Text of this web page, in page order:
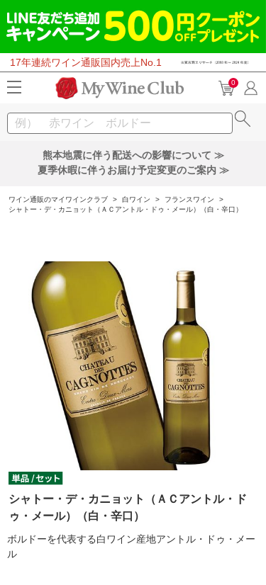
17年連続ワイン通販国内売上No.1
0
熊本地震に伴う配送への影響について ≫
夏季休暇に伴うお届け予定変更のご案内 ≫
ワイン通販のマイワインクラブ > 白ワイン > フランスワイン
>
シャトー・デ・カニョット（ＡＣアントル・ドゥ・メール）（白・辛口）
シャトー・デ・カニョット（ＡＣアントル・ド
ゥ・メール）（白・辛口）
ボルドーを代表する白ワイン産地アントル・ドゥ・メー
ル